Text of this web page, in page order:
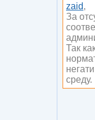
zaid,
За
Так
среду.